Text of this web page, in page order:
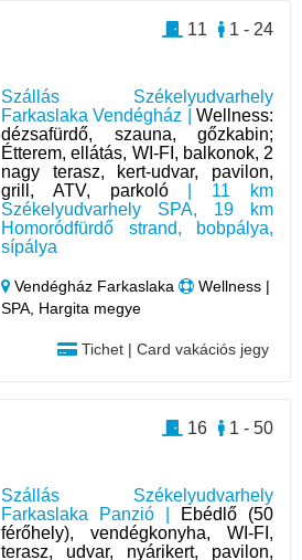
Szállás Székelyudvarhely
Farkaslaka Vendégház | Wellness:
dézsafürdő, szauna, gőzkabin;
Étterem, ellátás, WI-FI, balkonok, 2
nagy terasz, kert-udvar, pavilon,
grill, ATV, parkoló| 11 km
Székelyudvarhely SPA, 19 km
Homoródfürdő strand, bobpálya,
sípálya
Vendégház Farkaslaka
Wellness |
SPA, Hargita megye
Tichet | Card vakációs jegy
1 - 24
11
Szállás Székelyudvarhely
Farkaslaka Panzió |
Ebédlő (50
férőhely), vendégkonyha, WI-FI,
terasz, udvar, nyárikert, pavilon,
1 - 50
16